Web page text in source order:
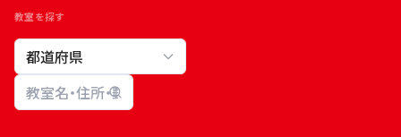
教室を探す
教室検索